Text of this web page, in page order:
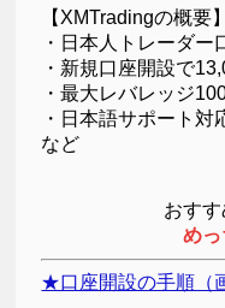
【XMTradingの概要】
・日本人トレーダ
・新規口座開設で
・最大レバレッジ
・日本語サポート対
など
おす
めっ
★口座開設の手順（